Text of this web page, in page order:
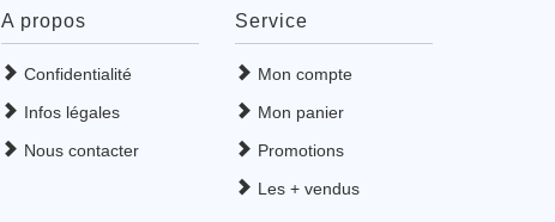
A propos
Confidentialité
Infos légales
Nous contacter
Service
Mon compte
Mon panier
Promotions
Les + vendus